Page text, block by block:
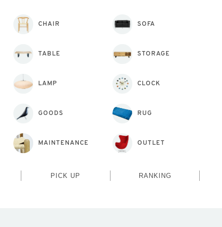
CHAIR SOFA
TABLE STORAGE
LAMP CLOCK
GOODS RUG
MAINTENANCE OUTLET
PICK UP RANKING